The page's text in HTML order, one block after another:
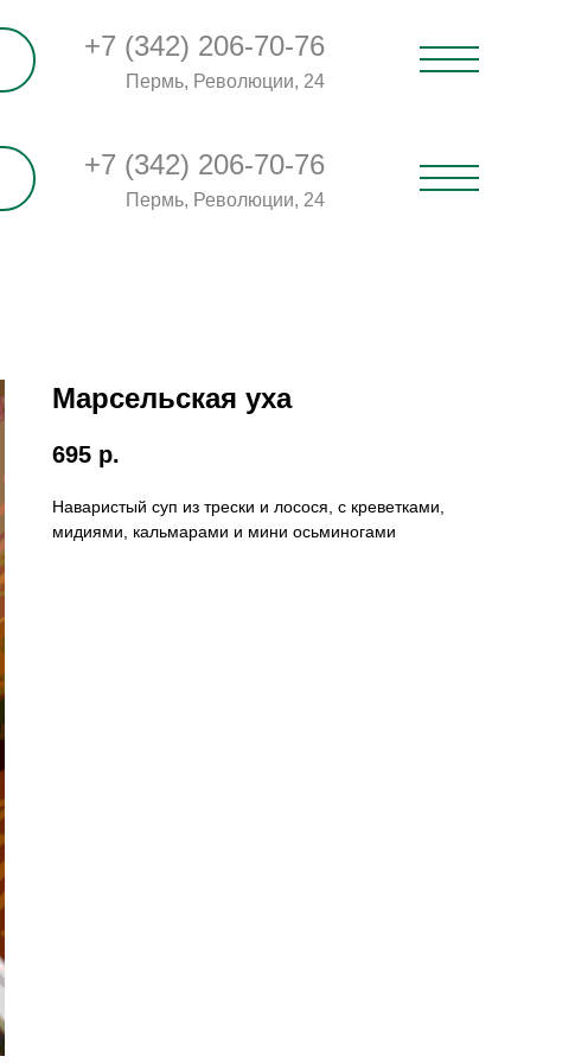
+7 (342) 206-70-76
Пермь, Революции, 24
+7 (342) 206-70-76
Пермь, Революции, 24
Марсельская уха
695 р.
Наваристый суп из трески и лосося, с креветками,
мидиями, кальмарами и мини осьминогами